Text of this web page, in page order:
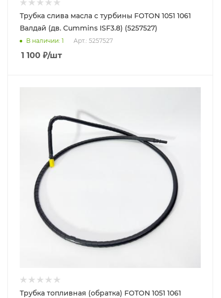
Трубка слива масла с турбины FOTON 1051 1061
Валдай (дв. Cummins ISF3.8) (5257527)
В наличии: 1 Арт.: 5257527
1 100 ₽/шт
Трубка топливная (обратка) FOTON 1051 1061